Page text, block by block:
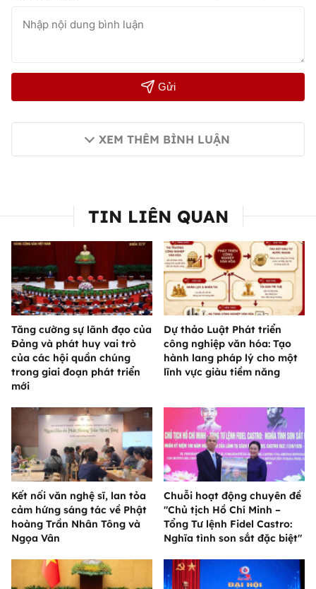
Gửi
XEM THÊM BÌNH LUẬN
TIN LIÊN QUAN
Tăng cường sự lãnh đạo của
Đảng và phát huy vai trò
của các hội quần chúng
trong giai đoạn phát triển
mới
Dự thảo Luật Phát triển
công nghiệp văn hóa: Tạo
hành lang pháp lý cho một
lĩnh vực giàu tiềm năng
Kết nối văn nghệ sĩ, lan tỏa
cảm hứng sáng tác về Phật
hoàng Trần Nhân Tông và
Ngọa Vân
Chuỗi hoạt động chuyên đề
"Chủ tịch Hồ Chí Minh –
Tổng Tư lệnh Fidel Castro:
Nghĩa tình son sắt đặc biệt"